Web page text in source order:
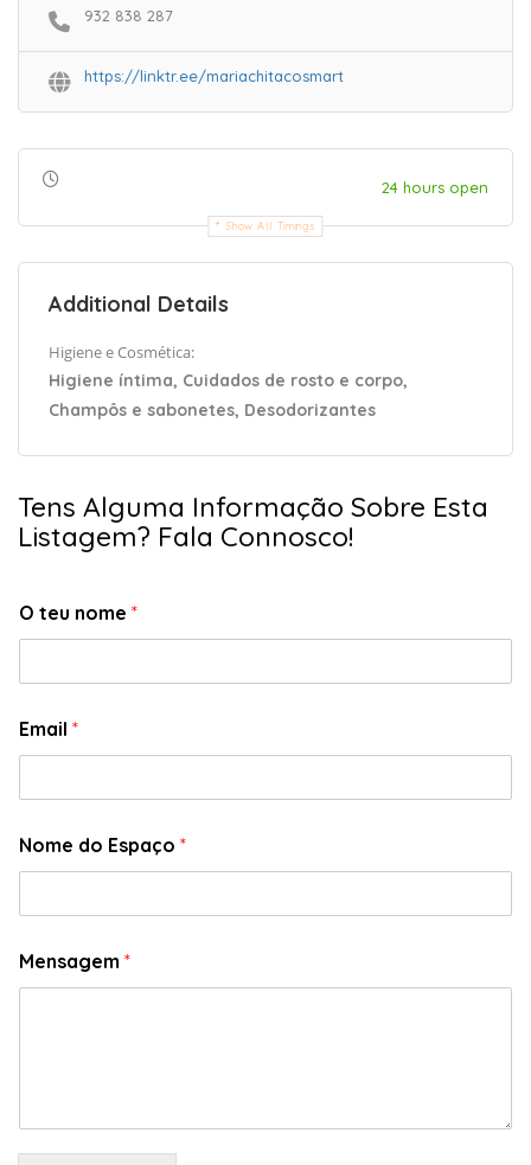
932 838 287
https://linktr.ee/mariachitacosmart
24 hours open
Show All Timings
Additional Details
Higiene e Cosmética:
Higiene íntima, Cuidados de rosto e corpo,
Champôs e sabonetes, Desodorizantes
Tens Alguma Informação Sobre Esta
Listagem? Fala Connosco!
O teu nome *
Email *
Nome do Espaço *
Mensagem *